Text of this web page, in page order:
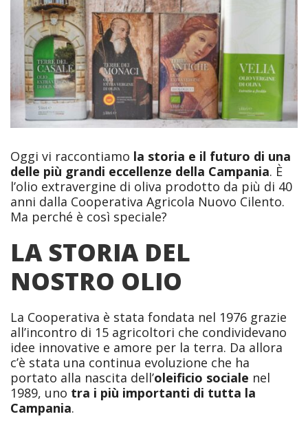
HOME ECCELLENZE DAL CILENTO
L’OLIO DELLA COOPERATIVA AGRICOLA NUOVO CILENTO
SI RINNOVA: TUTTE LE NOVITÀ
Oggi vi raccontiamo la storia e il futuro di una
delle più grandi eccellenze della Campania. È
l’olio extravergine di oliva prodotto da più di 40
anni dalla Cooperativa Agricola Nuovo Cilento.
Ma perché è così speciale?
LA STORIA DEL
NOSTRO OLIO
La Cooperativa è stata fondata nel 1976 grazie
all’incontro di 15 agricoltori che condividevano
idee innovative e amore per la terra. Da allora
c’è stata una continua evoluzione che ha
portato alla nascita dell’oleificio sociale nel
1989, uno tra i più importanti di tutta la
Campania.